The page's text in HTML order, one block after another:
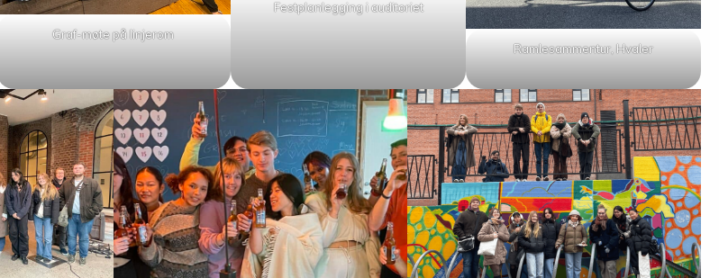
Graf-møte på linjerom
Festplanlegging i auditoriet
Ramlesammentur, Hvaler